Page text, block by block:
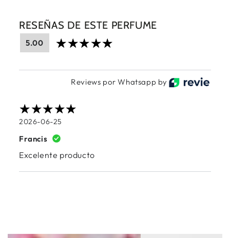
RESEÑAS DE ESTE PERFUME
5.00
Reviews por Whatsapp by
2026-06-25
Francis
Excelente producto